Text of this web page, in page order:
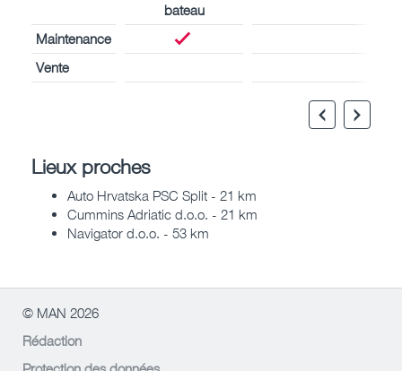
bateau
Maintenance
Vente
Lieux proches
Auto Hrvatska PSC Split - 21 km
Cummins Adriatic d.o.o. - 21 km
Navigator d.o.o. - 53 km
© MAN 2026
Rédaction